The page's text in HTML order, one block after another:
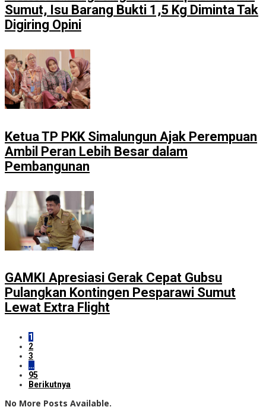
Sumut, Isu Barang Bukti 1,5 Kg Diminta Tak
Digiring Opini
Ketua TP PKK Simalungun Ajak Perempuan
Ambil Peran Lebih Besar dalam
Pembangunan
GAMKI Apresiasi Gerak Cepat Gubsu
Pulangkan Kontingen Pesparawi Sumut
Lewat Extra Flight
1
2
3
…
95
Berikutnya
No More Posts Available.